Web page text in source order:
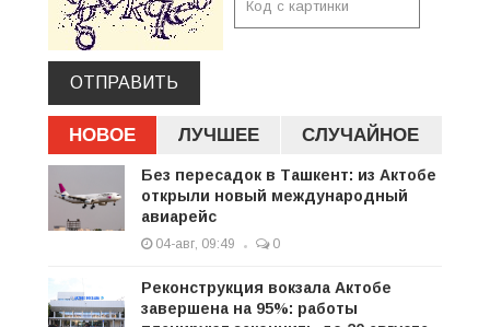
ОТПРАВИТЬ
НОВОЕ ЛУЧШЕЕ СЛУЧАЙНОЕ
Без пересадок в Ташкент: из Актобе
открыли новый международный
авиарейс
04-авг, 09:49 0
Реконструкция вокзала Актобе
завершена на 95%: работы